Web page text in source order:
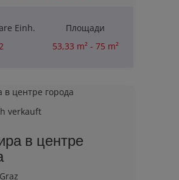
Einh.
Площади
53,33 m² - 75 m²
2
verkauft
в центре